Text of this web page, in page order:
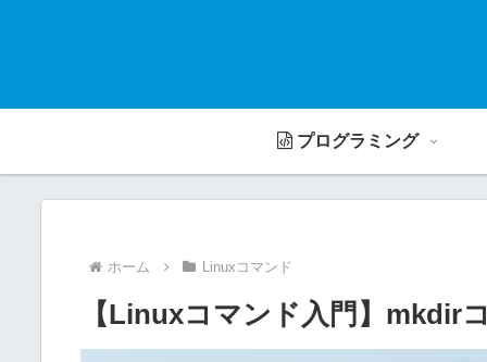
プログラミング
ホーム Linuxコマンド
【Linuxコマンド入門】mkdir